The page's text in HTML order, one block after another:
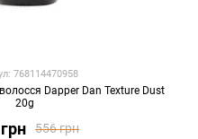
768114470958
Dapper Dan Texture Dust
20g
556 грн